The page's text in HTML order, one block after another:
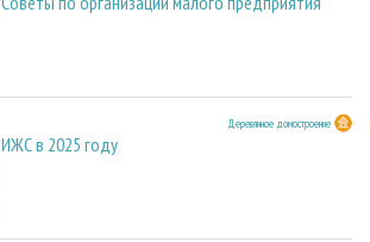
Деревянное домостроение
ИЖС в 2025 году